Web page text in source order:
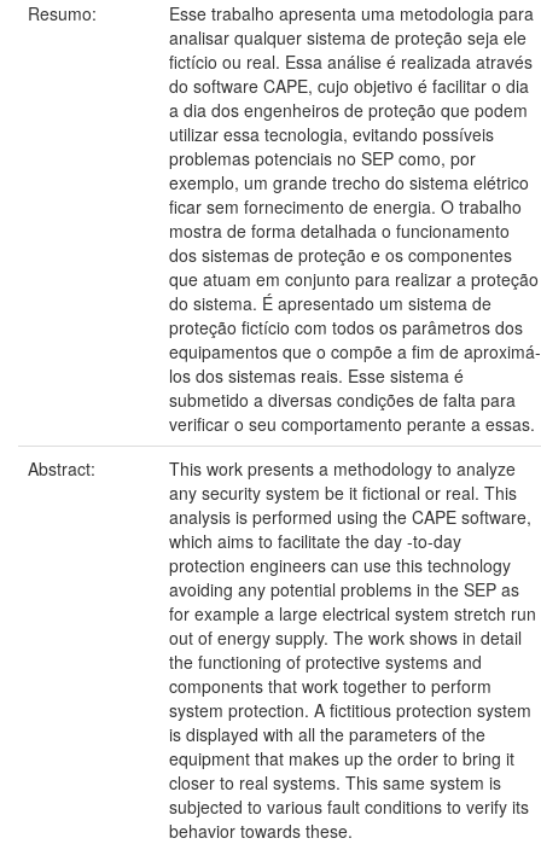
Resumo:
Esse trabalho apresenta uma metodologia para
analisar qualquer sistema de proteção seja ele
fictício ou real. Essa análise é realizada através
do software CAPE, cujo objetivo é facilitar o dia
a dia dos engenheiros de proteção que podem
utilizar essa tecnologia, evitando possíveis
problemas potenciais no SEP como, por
exemplo, um grande trecho do sistema elétrico
ficar sem fornecimento de energia. O trabalho
mostra de forma detalhada o funcionamento
dos sistemas de proteção e os componentes
que atuam em conjunto para realizar a proteção
do sistema. É apresentado um sistema de
proteção fictício com todos os parâmetros dos
equipamentos que o compõe a fim de aproximá-
los dos sistemas reais. Esse sistema é
submetido a diversas condições de falta para
verificar o seu comportamento perante a essas.
Abstract:
This work presents a methodology to analyze
any security system be it fictional or real. This
analysis is performed using the CAPE software,
which aims to facilitate the day -to-day
protection engineers can use this technology
avoiding any potential problems in the SEP as
for example a large electrical system stretch run
out of energy supply. The work shows in detail
the functioning of protective systems and
components that work together to perform
system protection. A fictitious protection system
is displayed with all the parameters of the
equipment that makes up the order to bring it
closer to real systems. This same system is
subjected to various fault conditions to verify its
behavior towards these.